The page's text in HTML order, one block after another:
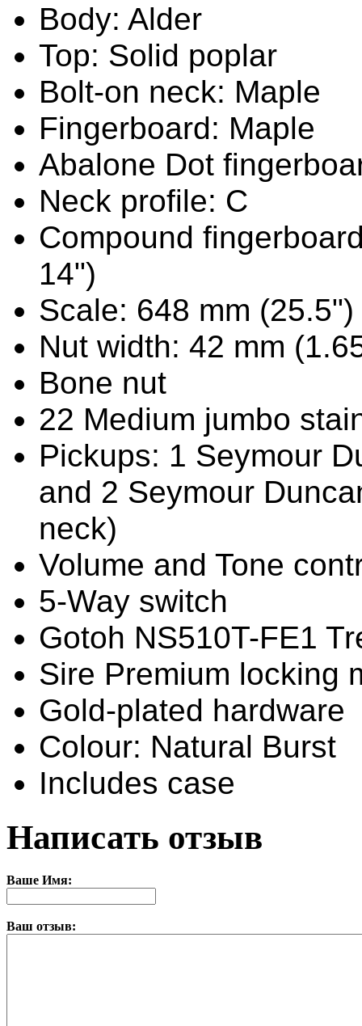
Body: Alder
Top: Solid poplar
Bolt-on neck: Maple
Fingerboard: Maple
Abalone Dot
Neck profile: C
Compound
14")
Scale: 648 mm (25.5")
Nut width: 42 mm
Bone nut
22 Medium jumbo
Pickups: 1 Seymour
and 2 Seymour
neck)
Volume and Tone
5-Way switch
Gotoh NS510T-FE1
Sire Premium locking
Gold-plated hardware
Colour: Natural Burst
Includes case
Написать отзыв
Ваше Имя:
Ваш отзыв: